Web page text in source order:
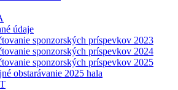
údaje
sponzorských príspevkov 2023
sponzorských príspevkov 2024
sponzorských príspevkov 2025
obstarávanie 2025 hala